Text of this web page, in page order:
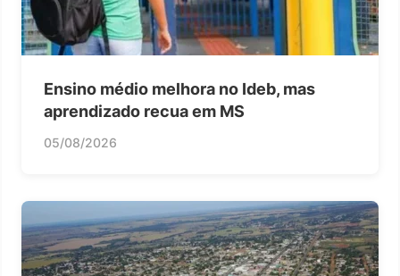
Ensino médio melhora no Ideb, mas
aprendizado recua em MS
05/08/2026